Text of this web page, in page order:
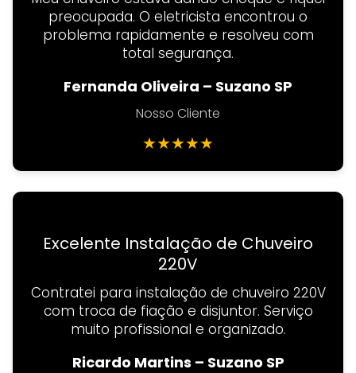
preocupada. O eletricista encontrou o
problema rapidamente e resolveu com
total segurança.
Fernanda Oliveira – Suzano SP
Nosso Cliente
★★★★★
Excelente Instalação de Chuveiro
220V
Contratei para instalação de chuveiro 220V
com troca de fiação e disjuntor. Serviço
muito profissional e organizado.
Ricardo Martins – Suzano SP